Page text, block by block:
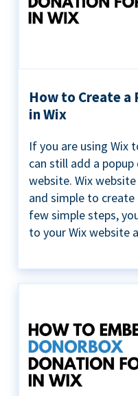
How to Create a
in Wix
If you are using Wix
can still add a
website. Wix
and simple to
few simple steps,
to your Wix website